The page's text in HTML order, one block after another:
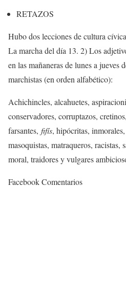
RETAZOS
Hubo dos lecciones de cultura
La marcha del día 13. 2) Los
en las mañaneras de lunes a jueves
marchistas (en orden alfabético):
Achichincles, alcahuetes,
conservadores, corruptazos,
farsantes, fifís, hipócritas,
masoquistas, matraqueros, racistas,
moral, traidores y vulgares
Facebook Comentarios